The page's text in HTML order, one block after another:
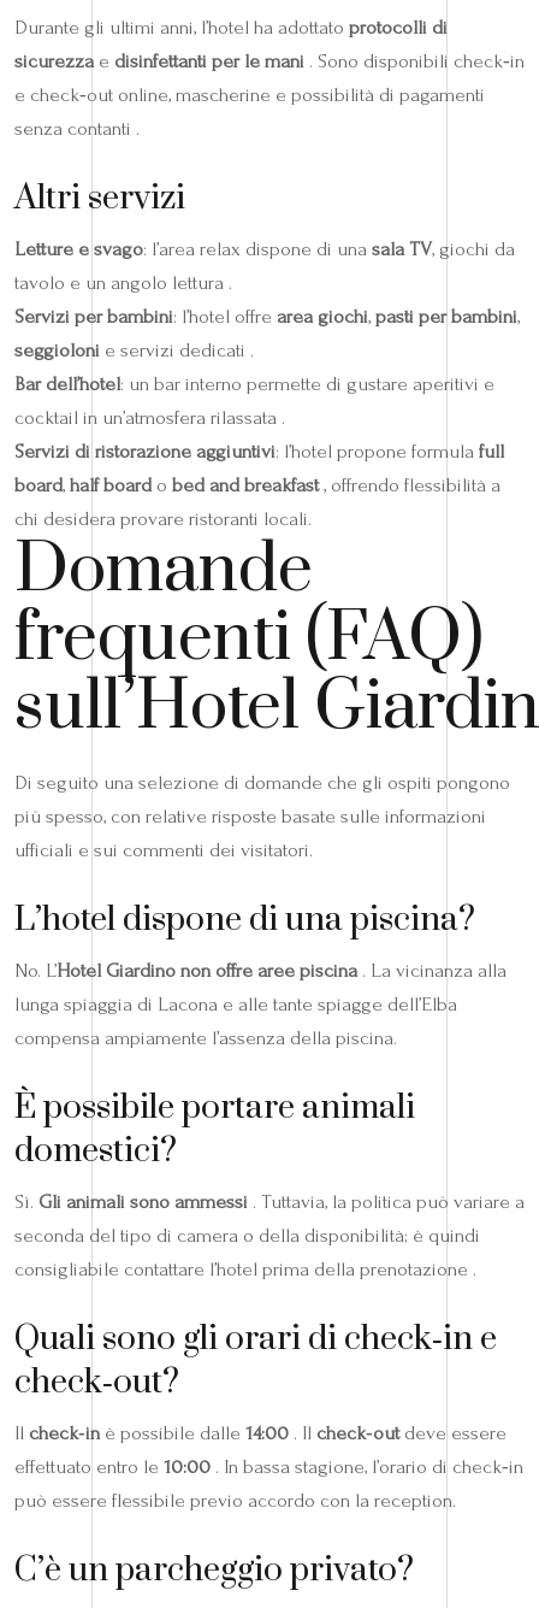
Durante gli ultimi anni, l’hotel ha adottato protocolli di
sicurezzae disinfettanti per le mani . Sono disponibili check‑in
e check‑out online, mascherine e possibilità di pagamenti
senza contanti .
Altri servizi
Letture e svago: l’area relax dispone di una sala TV, giochi da
tavolo e un angolo lettura .
Servizi per bambini: l’hotel offre area giochi, pasti per bambini,
seggioloni e servizi dedicati .
Bar dell’hotel: un bar interno permette di gustare aperitivi e
cocktail in un’atmosfera rilassata .
Servizi di ristorazione aggiuntivi: l’hotel propone formula full
board, half boardo bed and breakfast, offrendo flessibilità a
chi desidera provare ristoranti locali.
Domande
frequenti (FAQ)
sull’Hotel
Di seguito una selezione di domande che gli ospiti pongono
più spesso, con relative risposte basate sulle informazioni
ufficiali e sui commenti dei visitatori.
L’hotel dispone di una piscina?
No. L’Hotel Giardino non offre aree piscina. La vicinanza alla
lunga spiaggia di Lacona e alle tante spiagge dell’Elba
compensa ampiamente l’assenza della piscina.
È possibile portare animali
domestici?
Sì. Gli animali sono ammessi . Tuttavia, la politica può variare a
seconda del tipo di camera o della disponibilità; è quindi
consigliabile contattare l’hotel prima della prenotazione .
Quali sono gli orari di check‑in e
check‑out?
Il check‑inè possibile dalle 14:00 . Il check‑outdeve essere
effettuato entro le 10:00 . In bassa stagione, l’orario di check‑in
può essere flessibile previo accordo con la reception.
C’è un parcheggio privato?